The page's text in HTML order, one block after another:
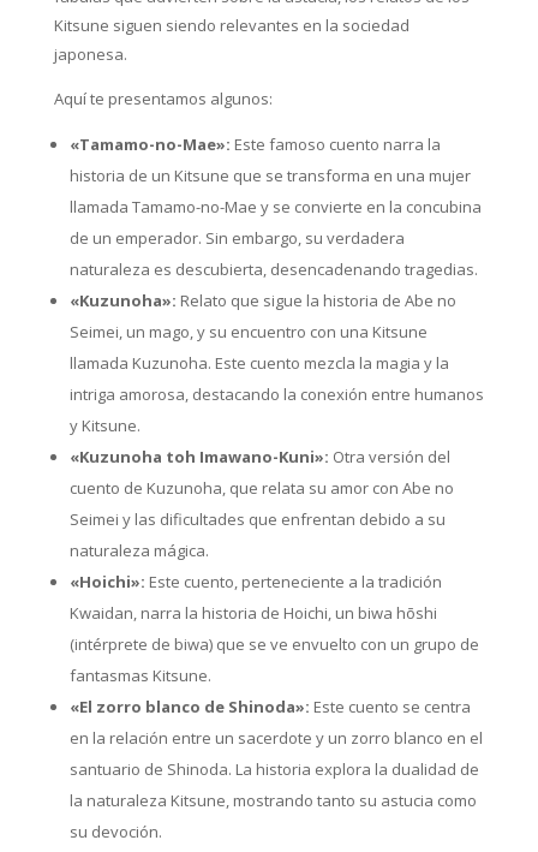
Kitsune siguen siendo relevantes en la sociedad
japonesa.
Aquí te presentamos algunos:
«Tamamo-no-Mae»: Este famoso cuento narra la
historia de un Kitsune que se transforma en una mujer
llamada Tamamo-no-Mae y se convierte en la concubina
de un emperador. Sin embargo, su verdadera
naturaleza es descubierta, desencadenando tragedias.
«Kuzunoha»: Relato que sigue la historia de Abe no
Seimei, un mago, y su encuentro con una Kitsune
llamada Kuzunoha. Este cuento mezcla la magia y la
intriga amorosa, destacando la conexión entre humanos
y Kitsune.
«Kuzunoha toh Imawano-Kuni»: Otra versión del
cuento de Kuzunoha, que relata su amor con Abe no
Seimei y las dificultades que enfrentan debido a su
naturaleza mágica.
«Hoichi»: Este cuento, perteneciente a la tradición
Kwaidan, narra la historia de Hoichi, un biwa hōshi
(intérprete de biwa) que se ve envuelto con un grupo de
fantasmas Kitsune.
«El zorro blanco de Shinoda»: Este cuento se centra
en la relación entre un sacerdote y un zorro blanco en el
santuario de Shinoda. La historia explora la dualidad de
la naturaleza Kitsune, mostrando tanto su astucia como
su devoción.